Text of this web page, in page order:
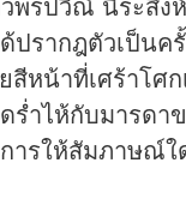
ปรากฎตัวเป็นค
สีหน้าที่เศร้าโศ
ร่ำไห้กับมารดา
ารให้สัมภาษณ์ใ